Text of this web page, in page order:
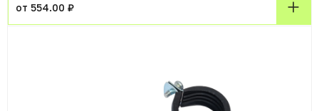
от 554.00 ₽